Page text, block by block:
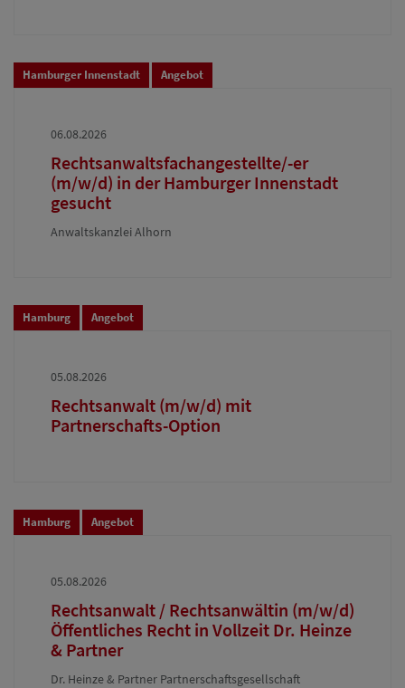
Hamburger Innenstadt Angebot
06.08.2026
Rechtsanwaltsfachangestellte/-er
(m/w/d) in der Hamburger Innenstadt
gesucht
Anwaltskanzlei Alhorn
Hamburg Angebot
05.08.2026
Rechtsanwalt (m/w/d) mit
Partnerschafts-Option
Hamburg Angebot
05.08.2026
Rechtsanwalt / Rechtsanwältin (m/w/d)
Öffentliches Recht in Vollzeit Dr. Heinze
& Partner
Dr. Heinze & Partner Partnerschaftsgesellschaft